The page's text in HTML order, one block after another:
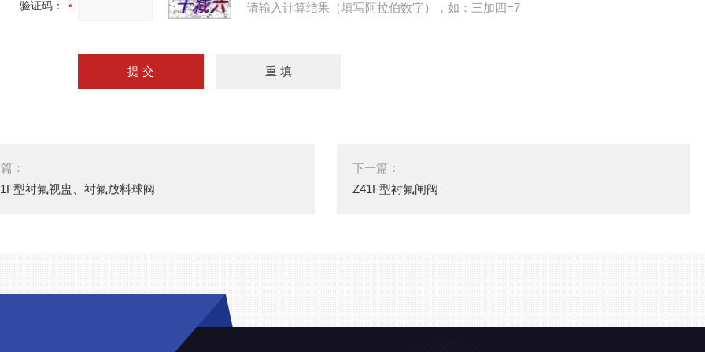
验证码： 请输入计算结果（填写阿拉伯数字），如：三加四=7
：
型衬氟视盅、衬氟放料球阀
下一篇：
Z41F型衬氟闸阀